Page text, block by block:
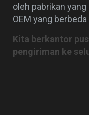
oleh pabrikan
OEM yang
Kita berkantor
pengiriman ke